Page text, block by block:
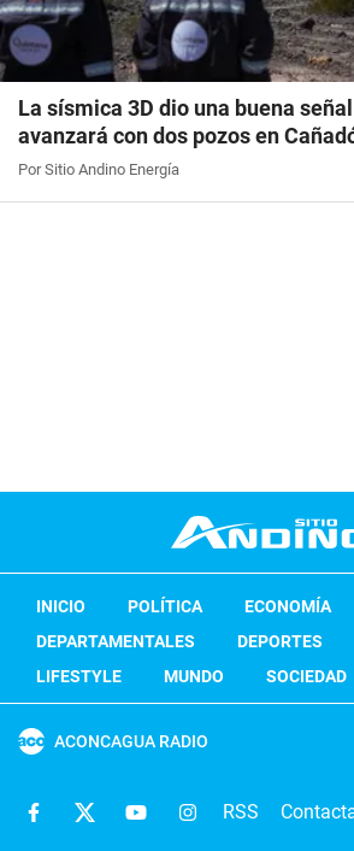
La sísmica 3D dio una buena
avanzará con dos pozos en
Por Sitio Andino Energía
INICIO POLÍTICA ECONOMÍA
DEPARTAMENTALES
DEPORTES
LIFESTYLE
MUNDO SOCIEDAD
ACONCAGUA RADIO
RSS